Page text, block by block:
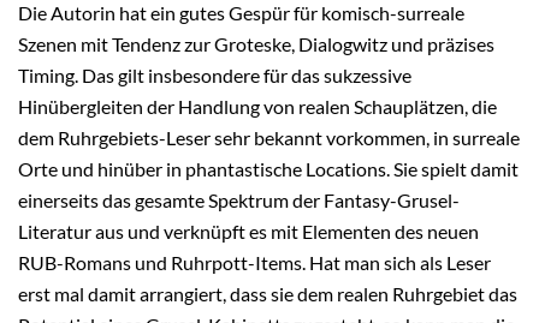
Die Autorin hat ein gutes Gespür für komisch-surreale
Szenen mit Tendenz zur Groteske, Dialogwitz und präzises
Timing. Das gilt insbesondere für das sukzessive
Hinübergleiten der Handlung von realen Schauplätzen, die
dem Ruhrgebiets-Leser sehr bekannt vorkommen, in surreale
Orte und hinüber in phantastische Locations. Sie spielt damit
einerseits das gesamte Spektrum der Fantasy-Grusel-
Literatur aus und verknüpft es mit Elementen des neuen
RUB-Romans und Ruhrpott-Items. Hat man sich als Leser
erst mal damit arrangiert, dass sie dem realen Ruhrgebiet das